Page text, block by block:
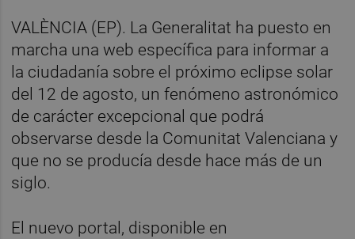
VALÈNCIA (EP). La Generalitat ha puesto en
marcha una web específica para informar a
la ciudadanía sobre el próximo eclipse solar
del 12 de agosto, un fenómeno astronómico
de carácter excepcional que podrá
observarse desde la Comunitat Valenciana y
que no se producía desde hace más de un
siglo.
El nuevo portal, disponible en